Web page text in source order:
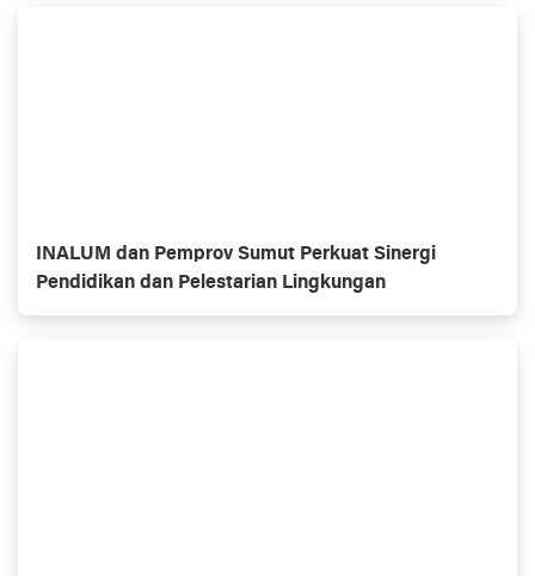
INALUM dan Pemprov Sumut Perkuat Sinergi
Pendidikan dan Pelestarian Lingkungan